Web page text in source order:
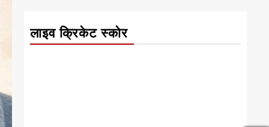
लाइव क्रिकेट स्कोर